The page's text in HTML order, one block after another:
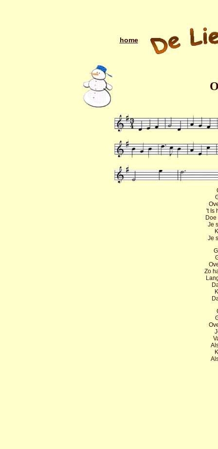
home
't Is
Je
Je
Zo